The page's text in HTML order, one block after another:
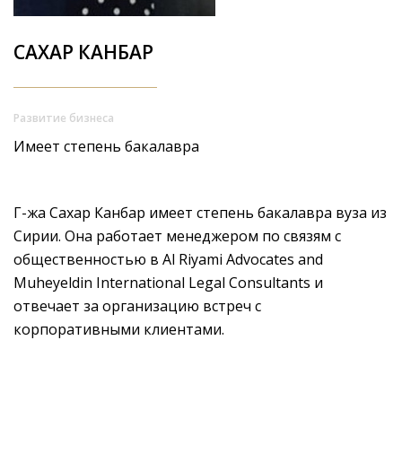
САХАР КАНБАР
Развитие бизнеса
Имеет степень бакалавра
Г-жа Сахар Канбар имеет степень бакалавра вуза из
Сирии. Она работает менеджером по связям с
общественностью в Al Riyami Advocates and
Muheyeldin International Legal Consultants и
отвечает за организацию встреч с
корпоративными клиентами.